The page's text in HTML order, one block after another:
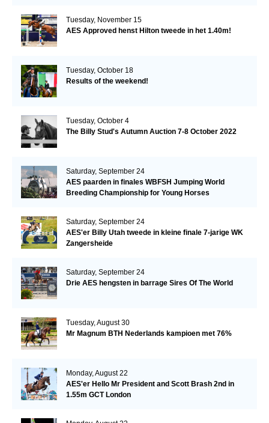
Tuesday, November 15
AES Approved henst Hilton tweede in het 1.40m!
Tuesday, October 18
Results of the weekend!
Tuesday, October 4
The Billy Stud's Autumn Auction 7-8 October 2022
Saturday, September 24
AES paarden in finales WBFSH Jumping World
Breeding Championship for Young Horses
Saturday, September 24
AES'er Billy Utah tweede in kleine finale 7-jarige WK
Zangersheide
Saturday, September 24
Drie AES hengsten in barrage Sires Of The World
Tuesday, August 30
Mr Magnum BTH Nederlands kampioen met 76%
Monday, August 22
AES'er Hello Mr President and Scott Brash 2nd in
1.55m GCT London